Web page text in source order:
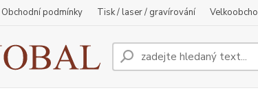
Obchodní podmínky Tisk / laser / gravírování